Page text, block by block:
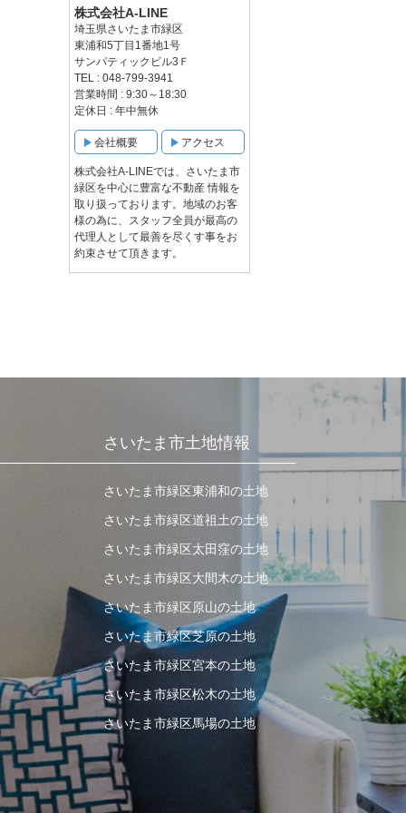
株式会社A-LINE
埼玉県さいたま市緑区
東浦和5丁目1番地1号
サンパティックビル3Ｆ
TEL : 048-799-3941
営業時間 : 9:30～18:30
定休日 : 年中無休
会社概要 アクセス
株式会社A-LINEでは、さいたま市
緑区を中心に豊富な不動産 情報を
取り扱っております。地域のお客
様の為に、スタッフ全員が最高の
代理人として最善を尽くす事をお
約束させて頂きます。
さいたま市土地情報
さいたま市緑区東浦和の土地
さいたま市緑区道祖土の土地
さいたま市緑区太田窪の土地
さいたま市緑区大間木の土地
さいたま市緑区原山の土地
さいたま市緑区芝原の土地
さいたま市緑区宮本の土地
さいたま市緑区松木の土地
さいたま市緑区馬場の土地